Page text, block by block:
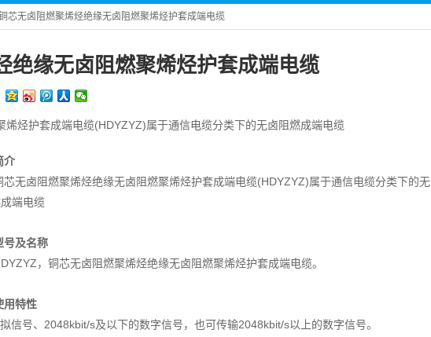
芯无卤阻燃聚烯烃绝缘无卤阻燃聚烯烃护套成端电缆
绝缘无卤阻燃聚烯烃护套成端电缆
烯烃护套成端电缆(HDYZYZ)属于通信电缆分类下的无卤阻燃成端电缆
介
芯无卤阻燃聚烯烃绝缘无卤阻燃聚烯烃护套成端电缆(HDYZYZ)属于通信电缆分类下的无
端电缆
号及名称
，铜芯无卤阻燃聚烯烃绝缘无卤阻燃聚烯烃护套成端电缆。
用特性
信号、2048kbit/s及以下的数字信号，也可传输2048kbit/s以上的数字信号。